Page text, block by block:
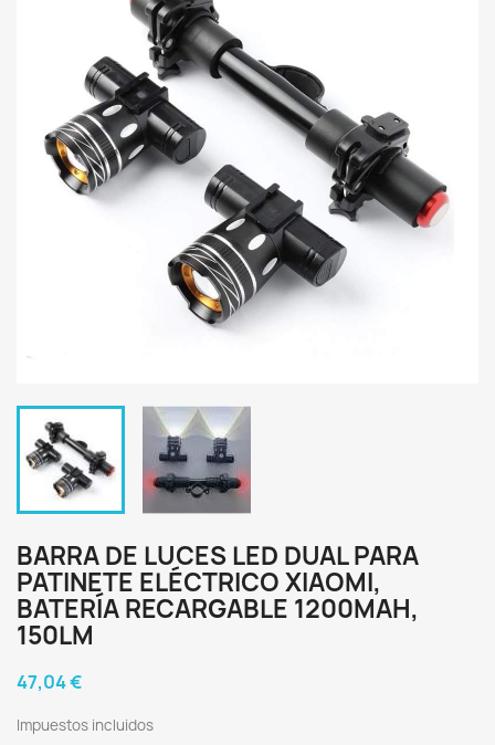
BARRA DE LUCES LED DUAL PARA
PATINETE ELÉCTRICO XIAOMI,
BATERÍA RECARGABLE 1200MAH,
150LM
47,04 €
Impuestos incluidos